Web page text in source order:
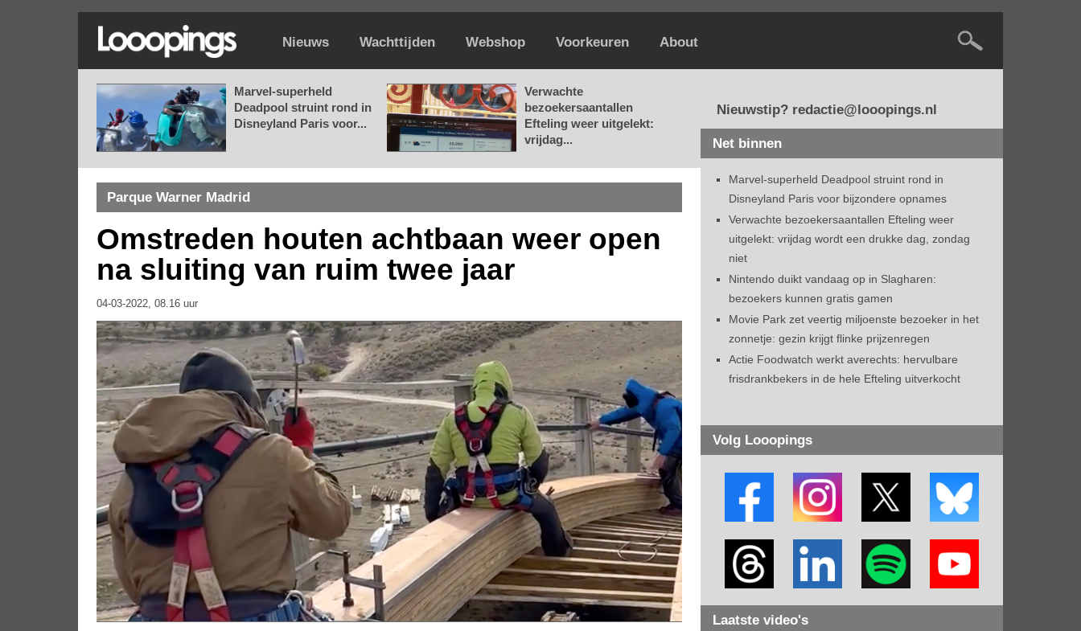
Nieuws Wachttijden Webshop Voorkeuren About
Marvel-superheld
Deadpool struint rond in
Disneyland Paris voor...
Verwachte
bezoekersaantallen
Efteling weer uitgelekt:
vrijdag...
Parque Warner Madrid
Omstreden houten achtbaan weer open
na sluiting van ruim twee jaar
04-03-2022, 08.16 uur
Nieuwstip? redactie@looopings.nl
Net binnen
Marvel-superheld Deadpool struint rond in
Disneyland Paris voor bijzondere opnames
Verwachte bezoekersaantallen Efteling weer
uitgelekt: vrijdag wordt een drukke dag, zondag
niet
Nintendo duikt vandaag op in Slagharen:
bezoekers kunnen gratis gamen
Movie Park zet veertig miljoenste bezoeker in het
zonnetje: gezin krijgt flinke prijzenregen
Actie Foodwatch werkt averechts: hervulbare
frisdrankbekers in de hele Efteling uitverkocht
Volg Looopings
Laatste video's